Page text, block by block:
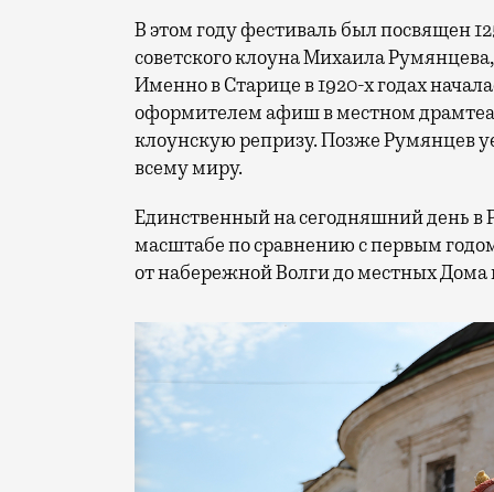
В этом году фестиваль был посвящен
советского клоуна Михаила
Именно в Старице в 1920-х годах
оформителем афиш в местном
клоунскую репризу. Позже Румянцев
всему миру.
Единственный на сегодняшний день в
масштабе по сравнению с первым
от набережной Волги до местных Дома